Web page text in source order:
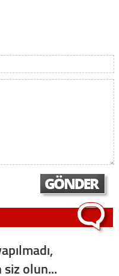
siz olun...